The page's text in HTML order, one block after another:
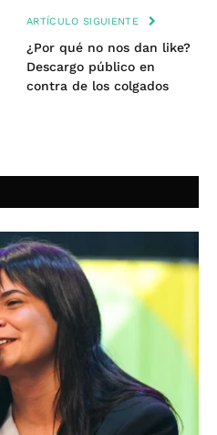
ARTÍCULO SIGUIENTE
¿Por qué no nos dan like?
Descargo público en
contra de los colgados